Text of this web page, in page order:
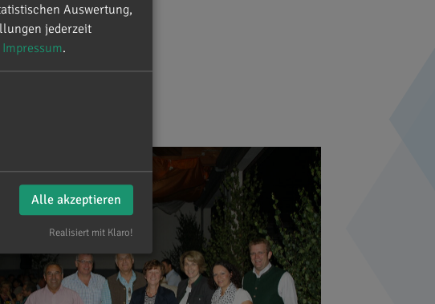
Auswertung,
jederzeit
Impressum.
Alle akzeptieren
Realisiert mit Klaro!